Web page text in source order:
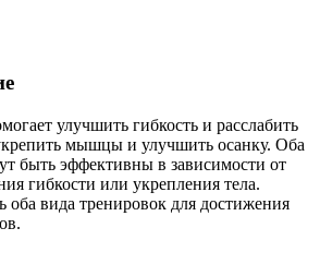
улучшить гибкость и расслабить
мышцы и улучшить осанку. Оба
быть эффективны в зависимости от
гибкости или укрепления тела.
оба вида тренировок для достижения